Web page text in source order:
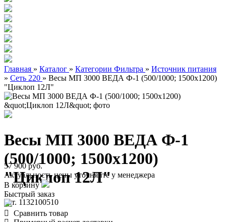
Главная » Каталог » Категории Фильтра » Источник питания
» Сеть 220 » Весы МП 3000 ВЕДА Ф-1 (500/1000; 1500х1200)
"Циклоп 12Л"
Весы МП 3000 ВЕДА Ф-1
(500/1000; 1500х1200)
"Циклоп 12Л"
арт. 1132100510
57 900 руб.
Актуальность цены уточняйте у менеджера
В корзину
Быстрый заказ
Сравнить товар